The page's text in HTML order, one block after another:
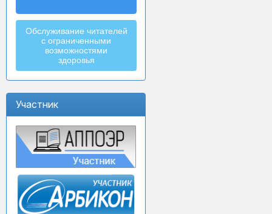
Обслуживание читателей
с ограниченными
возможностями
здоровья
Участник